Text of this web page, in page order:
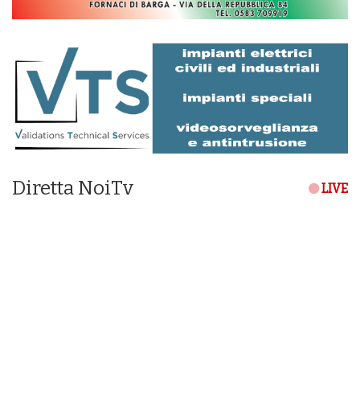
Diretta NoiTv LIVE